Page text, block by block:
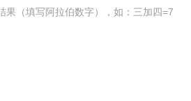
果（填写阿拉伯数字），如：三加四=7